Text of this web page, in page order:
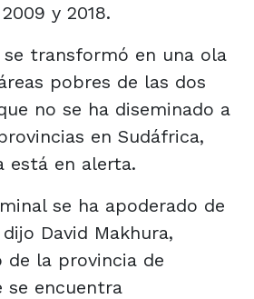
y 2018.
transformó en una ola
pobres de las dos
no se ha diseminado a
en Sudáfrica,
está en alerta.
se ha apoderado de
David Makhura,
la provincia de
se encuentra